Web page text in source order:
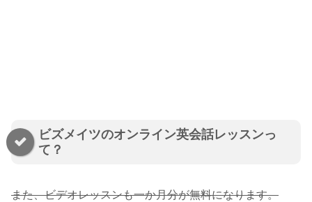
ビズメイツのオンライン英会話レッスンっ
て？
また、ビデオレッスンも一か月分が無料になります。